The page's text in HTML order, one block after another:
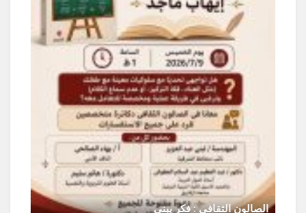
الصالون الثقافى : فكر يبنى